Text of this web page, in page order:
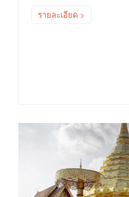
รายละเอียด >